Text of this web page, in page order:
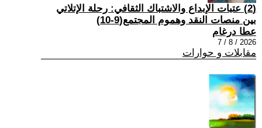
(2) عتبات الإبداع والاشتباك الثقافي: رحلة الإتلاتي
بين منصات النقد وهموم المجتمع(9-10)
عطا درغام
2026 / 8 / 7
مقابلات و حوارات